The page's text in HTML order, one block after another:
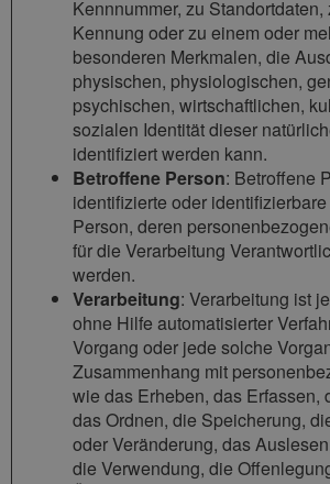
Kennnummer, zu
Kennung oder zu einem oder
besonderen Merkmalen, die
physischen, physiologischen,
psychischen, wirtschaftlichen,
sozialen Identität dieser
identifiziert werden kann.
Betroffene Person: Betroffene
identifizierte oder
Person, deren
für die Verarbeitung
werden.
Verarbeitung: Verarbeitung ist
ohne Hilfe automatisierter
Vorgang oder jede solche
Zusammenhang mit
wie das Erheben, das Erfassen,
das Ordnen, die Speicherung,
oder Veränderung, das
die Verwendung, die